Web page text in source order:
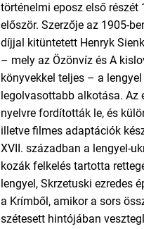
történelmi eposz első részét
először. Szerzője az 1905-
díjjal kitüntetett Henryk
– mely az Özönvíz és A
könyvekkel teljes – a
legolvasottabb alkotása. Az
nyelvre fordították le, és
illetve filmes adaptációk
XVII. században a lengyel-
kozák felkelés tartotta
lengyel, Skrzetuski ezredes
a Krímből, amikor a sors
szétesett hintójában